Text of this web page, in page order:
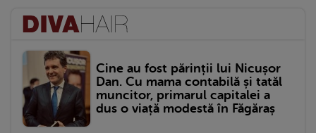
Cine au fost părinții lui Nicușor
Dan. Cu mama contabilă și tatăl
muncitor, primarul capitalei a
dus o viață modestă în Făgăraș